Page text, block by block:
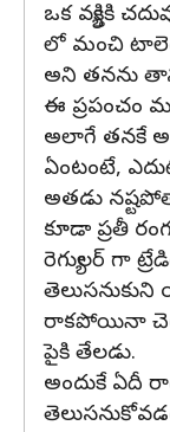
ఒక వ్యక్తికి
లో మంచి
అని తనను
ఈ ప్రపంచం
అలాగే తనకే
ఏంటంటే,
అతడు
కూడా ప్రతీ
రెగ్యులర్ గా
రాకపోయినా
పైకి తేలడు.
అందుకే ఏదీ